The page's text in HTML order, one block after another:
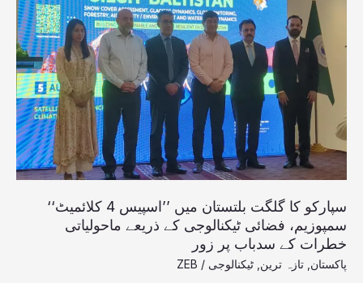
سپارکو کا گلگت بلتستان میں ’’اسپیس 4 کلائمیٹ‘‘
سمپوزیم، فضائی ٹیکنالوجی کے ذریعے ماحولیاتی
خطرات کے سدباب پر زور
پاکستان تازہ ترین ٹیکنالوجی /
ZEB
بلتستان
میں
’’اسپیس
کلائمیٹ‘‘
سمپوزیم،
فضائی
ٹیکنالوجی
کے
ذریعے
ماحولیاتی
خطرات
کے
سدباب